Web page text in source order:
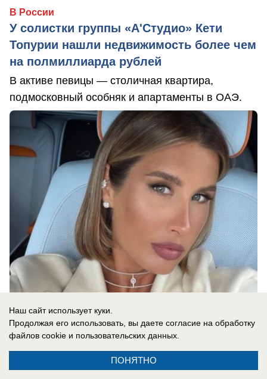
В России
У солистки группы «А'Студио» Кети
Топурии нашли недвижимость более чем
на полмиллиарда рублей
В активе певицы — столичная квартира,
подмосковный особняк и апартаменты в ОАЭ.
07.08.2026
«Ожидаем провокаций»: Украина атакует
Наш сайт использует куки.
Продолжая его использовать, вы даете согласие на обработку
файлов cookie и пользовательских данных.
ПОНЯТНО